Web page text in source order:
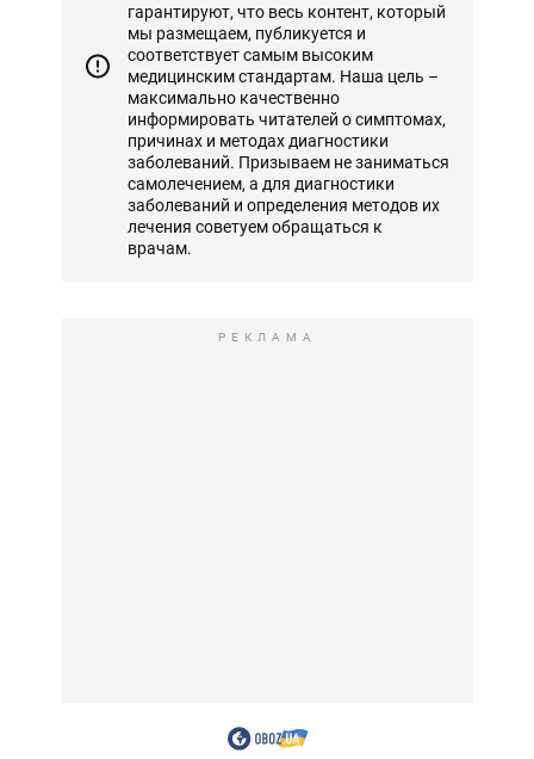
гарантируют, что весь контент, который
мы размещаем, публикуется и
соответствует самым высоким
медицинским стандартам. Наша цель –
максимально качественно
информировать читателей о симптомах,
причинах и методах диагностики
заболеваний. Призываем не заниматься
самолечением, а для диагностики
заболеваний и определения методов их
лечения советуем обращаться к
врачам.
РЕКЛАМА